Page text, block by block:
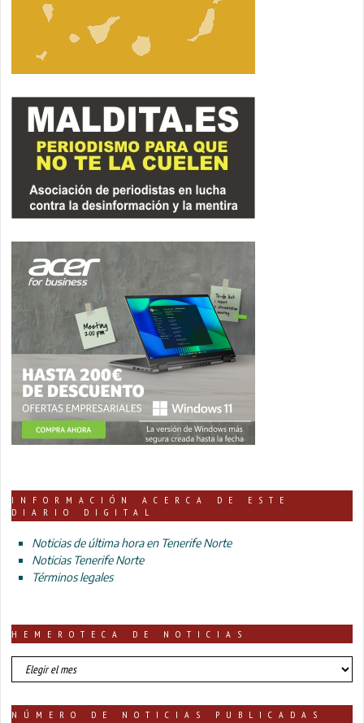
INFORMACIÓN ACERCA DE ESTE
DIARIO DIGITAL
Noticias de última hora en Tenerife Norte
Noticias Tenerife Norte
Términos legales
HEMEROTECA DE NOTICIAS
HEMEROTECA
DE
NÚMERO DE NOTICIAS PUBLICADAS